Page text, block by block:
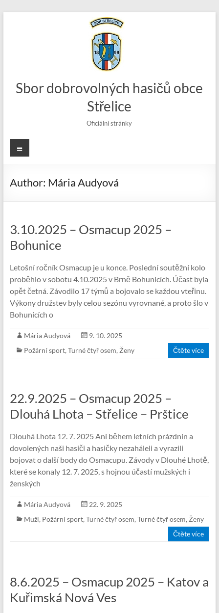
Sbor dobrovolných hasičů obce
Střelice
Oficiální stránky
Menu
Author: Mária Audyová
3.10.2025 – Osmacup 2025 –
Bohunice
Letošní ročník Osmacup je u konce. Poslední soutěžní kolo
proběhlo v sobotu 4.10.2025 v Brně Bohunicích. Účast byla
opět četná. Závodilo 17 týmů a bojovalo se každou vteřinu.
Výkony družstev byly celou sezónu vyrovnané, a proto šlo v
Bohunicích o
Mária Audyová
9. 10. 2025
Požární sport, Turné čtyř osem, Ženy Čtěte více
22.9.2025 – Osmacup 2025 –
Dlouhá Lhota – Střelice – Prštice
Dlouhá Lhota 12. 7. 2025 Ani během letních prázdnin a
dovolených naši hasiči a hasičky nezaháleli a vyrazili
bojovat o další body do Osmacupu. Závody v Dlouhé Lhotě,
které se konaly 12. 7. 2025, s hojnou účastí mužských i
ženských
Mária Audyová
22. 9. 2025
Muži, Požární sport, Turné čtyř osem, Turné čtyř osem, Ženy
Čtěte více
8.6.2025 – Osmacup 2025 – Katov a
Kuřimská Nová Ves